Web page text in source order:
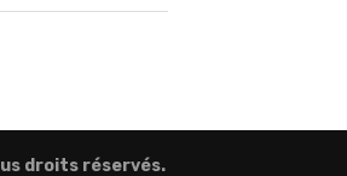
droits réservés.